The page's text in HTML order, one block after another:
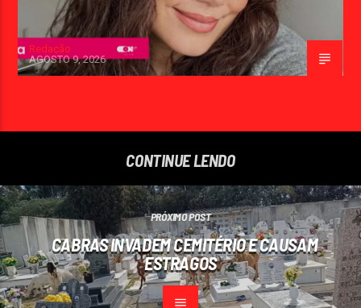
Redação
AGOSTO 9, 2026
CONTINUE LENDO
PRÓXIMO POST
CABRAS INVADEM CEMITÉRIO E CAUSAM
ESTRAGOS